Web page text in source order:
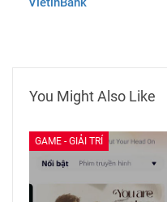
You Might Also Like
GAME - GIẢI TRÍ